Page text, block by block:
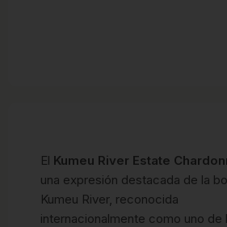
El Kumeu River Estate
una expresión destacada de la
Kumeu River, reconocida
internacionalmente como uno de